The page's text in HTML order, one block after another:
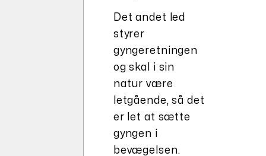
Det andet led
styrer
gyngeretningen
og skal i sin
natur være
letgående, så det
er let at sætte
gyngen i
bevægelsen.